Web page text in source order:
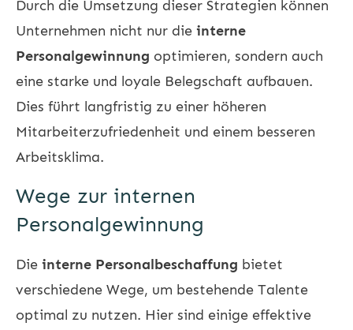
Durch die Umsetzung dieser Strategien können
Unternehmen nicht nur die interne
Personalgewinnung optimieren, sondern auch
eine starke und loyale Belegschaft aufbauen.
Dies führt langfristig zu einer höheren
Mitarbeiterzufriedenheit und einem besseren
Arbeitsklima.
Wege zur internen
Personalgewinnung
Die interne Personalbeschaffung bietet
verschiedene Wege, um bestehende Talente
optimal zu nutzen. Hier sind einige effektive